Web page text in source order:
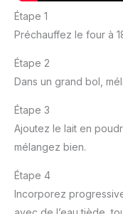
Étape 1
Préchauffez le four à
Étape 2
Dans un grand bol,
Étape 3
Ajoutez le lait en
mélangez bien.
Étape 4
Incorporez